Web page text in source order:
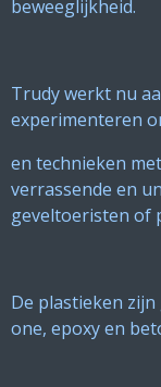
beweeglijkheid.
Trudy werkt nu
experimenteren
en technieken
verrassende en
geveltoeristen of
De plastieken zijn
one, epoxy en